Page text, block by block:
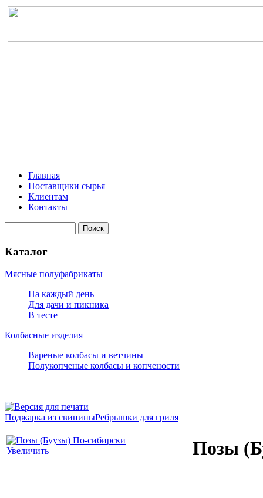
Главная
Поставщики сырья
Клиентам
Контакты
Каталог
Мясные полуфабрикаты
На каждый день
Для дачи и пикника
В тесте
Колбасные изделия
Вареные колбасы и ветчины
Полукопченые колбасы и копчености
Поджарка из свининыРебрышки для гриля
Увеличить Позы